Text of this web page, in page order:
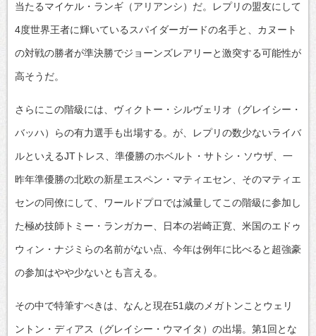
当たるマイケル・ランギ（アリアンシ）だ。レプリの盟友にして
4度世界王者に輝いているスパイダーガードの名手と、カヌート
の対戦の勝者が準決勝でジョーンズレアリーと激突する可能性が
高そうだ。
さらにこの階級には、ヴィクトー・シルヴェリオ（グレイシー・
バッハ）らの有力選手も出場する。が、レプリの数少ないライバ
ルといえるJTトレス、準優勝のホベルト・サトシ・ソウザ、一
昨年準優勝の北欧の新星エスペン・マティエセン、そのマティエ
センの同僚にして、ワールドプロでは減量してこの階級に参加し
た極め技師トミー・ランガカー、日本の岩崎正寛、米国のエドゥ
ウィン・ナジミらの名前がない点、今年は例年に比べると超強豪
の参加はやや少ないとも言える。
その中で特筆すべきは、なんと現在51歳のメガトンことウェリ
ントン・ディアス（グレイシー・ウマイタ）の出場。第1回とな